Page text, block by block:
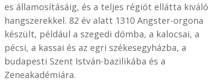
es államosításáig, és a teljes régiót ellátta kiváló
hangszerekkel. 82 év alatt 1310 Angster-orgona
készült, például a szegedi dómba, a kalocsai, a
pécsi, a kassai és az egri székesegyházba, a
budapesti Szent István-bazilikába és a
Zeneakadémiára.